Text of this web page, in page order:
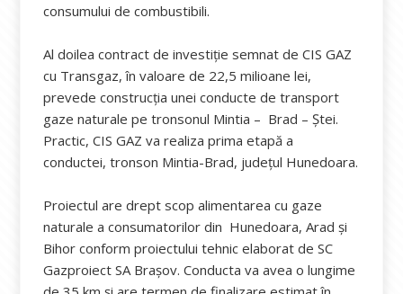
consumului de combustibili.
Al doilea contract de investiție semnat de CIS GAZ
cu Transgaz, în valoare de 22,5 milioane lei,
prevede construcția unei conducte de transport
gaze naturale pe tronsonul Mintia – Brad – Ștei.
Practic, CIS GAZ va realiza prima etapă a
conductei, tronson Mintia-Brad, judeţul Hunedoara.
Proiectul are drept scop alimentarea cu gaze
naturale a consumatorilor din Hunedoara, Arad și
Bihor conform proiectului tehnic elaborat de SC
Gazproiect SA Brașov. Conducta va avea o lungime